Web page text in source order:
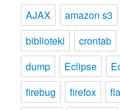
AJAX amazon s3
biblioteki
crontab
dump
Eclipse
firebug
firefox